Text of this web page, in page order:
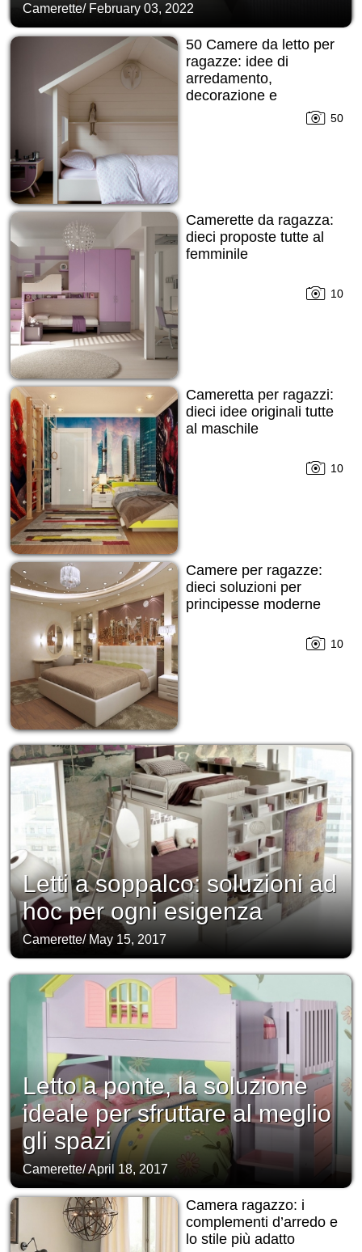
Camerette/ February 03, 2022
50 Camere da letto per
ragazze: idee di
arredamento,
decorazione e
suddivisione in zone!
50
Camerette da ragazza:
dieci proposte tutte al
femminile
10
Cameretta per ragazzi:
dieci idee originali tutte
al maschile
10
Camere per ragazze:
dieci soluzioni per
principesse moderne
10
Letti a soppalco: soluzioni ad
hoc per ogni esigenza
Camerette/ May 15, 2017
Letto a ponte, la soluzione
ideale per sfruttare al meglio
gli spazi
Camerette/April 18, 2017
Camera ragazzo: i
complementi d’arredo e
lo stile più adatto